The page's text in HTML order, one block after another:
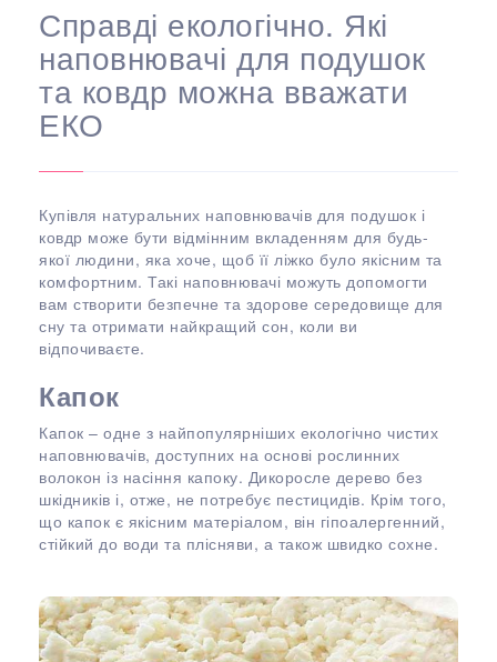
Справді екологічно. Які
наповнювачі для подушок
та ковдр можна вважати
ЕКО
Купівля натуральних наповнювачів для подушок і
ковдр може бути відмінним вкладенням для будь-
якої людини, яка хоче, щоб її ліжко було якісним та
комфортним. Такі наповнювачі можуть допомогти
вам створити безпечне та здорове середовище для
сну та отримати найкращий сон, коли ви
відпочиваєте.
Капок
Капок – одне з найпопулярніших екологічно чистих
наповнювачів, доступних на основі рослинних
волокон із насіння капоку. Дикоросле дерево без
шкідників і, отже, не потребує пестицидів. Крім того,
що капок є якісним матеріалом, він гіпоалергенний,
стійкий до води та плісняви, а також швидко сохне.